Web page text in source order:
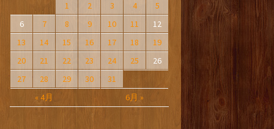
« 4月 6月 »
1 2 3 4
5
6
7 8 9 10 11
12
13
14 15 16 17 18
19
20
21 22 23 24 25
26
27
28 29 30 31